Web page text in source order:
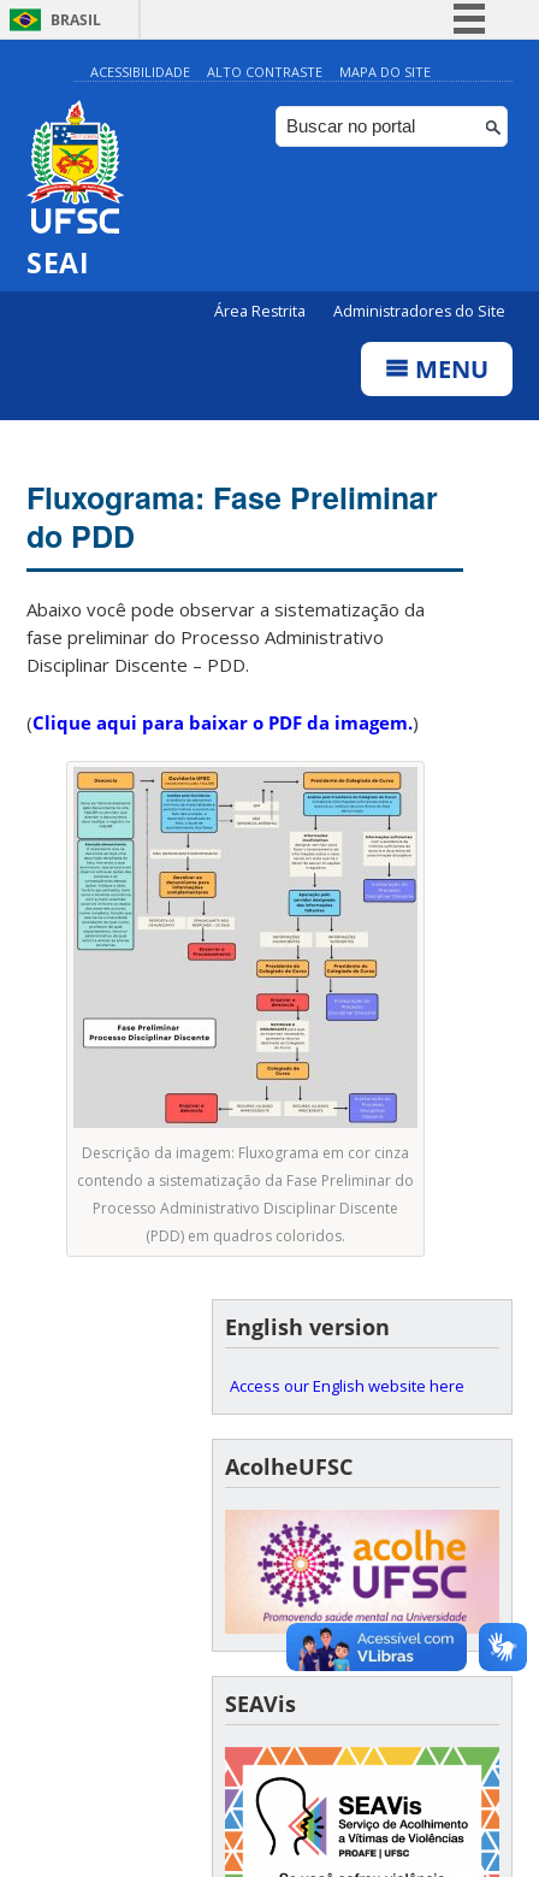
BRASIL
Simplifique!
Comunica BR
Participe
ACESSIBILIDADE ALTO CONTRASTE MAPA DO SITE
SEAI
Área Restrita Administradores do Site
MENU
Fluxograma: Fase Preliminar
do PDD
Abaixo você pode observar a sistematização da
fase preliminar do Processo Administrativo
Disciplinar Discente – PDD.
(Clique aqui para baixar o PDF da imagem.)
Descrição da imagem: Fluxograma em cor cinza
contendo a sistematização da Fase Preliminar do
Processo Administrativo Disciplinar Discente
(PDD) em quadros coloridos.
English version
Access our English website here
AcolheUFSC
SEAVis